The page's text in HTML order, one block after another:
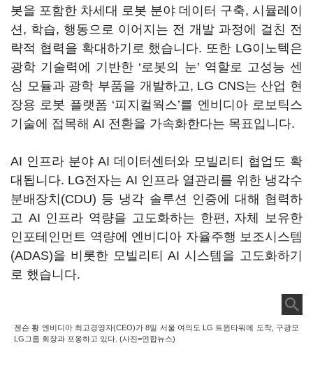
봇을 포함한 차세대 로봇 분야 데이터 구축, 시뮬레이
션, 학습, 행동으로 이어지는 전 개발 과정에 걸친 전
략적 협력을 확대하기로 했습니다. 또한 LG이노텍은
광학 기술력에 기반한 ‘로봇의 눈’ 역할로 고성능 센
싱 모듈과 광학 부품을 개발하고, LG CNS는 산업 현
장용 로봇 플랫폼 ‘피지컬웍스’를 엔비디아 로보틱스
기술에 접목해 AI 전환을 가속화한다는 목표입니다.
AI 인프라 분야 AI 데이터센터와 모빌리티 협업도 확
대됩니다. LG전자는 AI 인프라 열관리를 위한 냉각수
분배장치 (CDU) 등 냉각 솔루션 인증에 대해 협력하
고 AI 인프라 역량을 고도화하는 한편, 자체 보유한
인포테인먼트 역량에 엔비디아 자율주행 보조시스템
(ADAS)을 비롯한 모빌리티AI시스템을 고도화하기
로 했습니다.
젠슨 황 엔비디아 최고경영자(CEO)가 8일 서울 여의도 LG 트윈타워에 도착, 구광모
LG그룹 회장과 포옹하고 있다. (사진=연합뉴스)